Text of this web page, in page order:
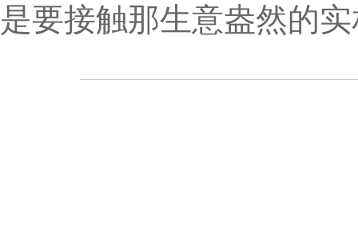
是要接触那生意盎然的